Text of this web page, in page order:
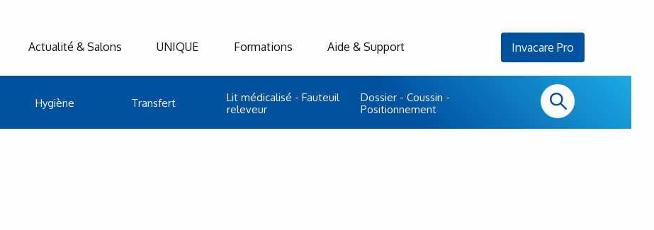
Hygiène Transfert
Lit médicalisé - Fauteuil
releveur
Dossier - Coussin -
Positionnement
Actualité & Salons UNIQUE Formations Aide & Support Invacare Pro